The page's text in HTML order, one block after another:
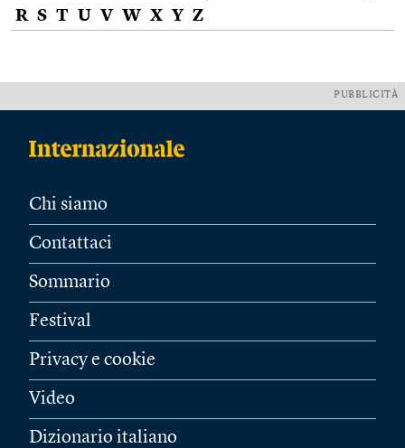
R S T U V W X Y Z
PUBBLICITÀ
Chi siamo
Contattaci
Sommario
Festival
Privacy e cookie
Video
Dizionario italiano